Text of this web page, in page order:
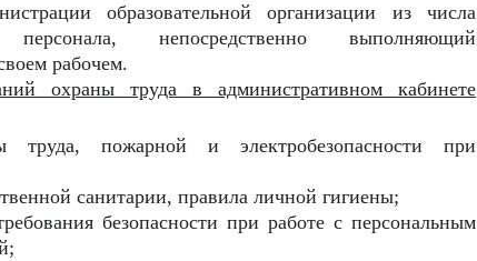
образовательной организации из числа
персонала, непосредственно выполняющий
рабочем.
охраны труда в административном кабинете
труда, пожарной и электробезопасности при
санитарии, правила личной гигиены;
безопасности при работе с персональным